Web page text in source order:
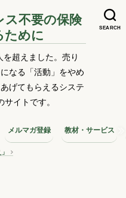
SEARCH
ス不要の保険
ために
超えました。売り
なる「活動」をやめ
げてもらえるシステ
イトです。
メルマガ登録 教材・サービス